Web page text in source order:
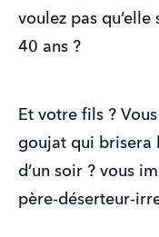
voulez pas
40 ans ?
Et votre fils ?
goujat qui brisera
d’un soir ? vous
père-déserteur-